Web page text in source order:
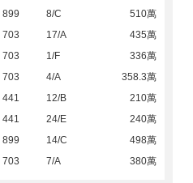
899 8/C
510萬
703 17/A
435萬
703 1/F
336萬
703 4/A
358.3萬
441 12/B
210萬
441 24/E
240萬
899 14/C
498萬
703 7/A 380萬